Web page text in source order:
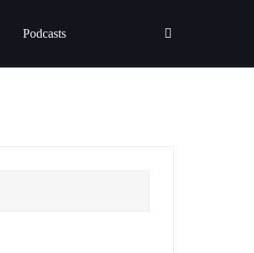
Podcasts